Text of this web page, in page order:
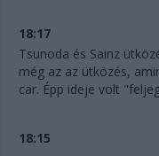
18:17
Tsunoda és Sainz
még az az ütközés,
car. Épp ideje volt
18:15